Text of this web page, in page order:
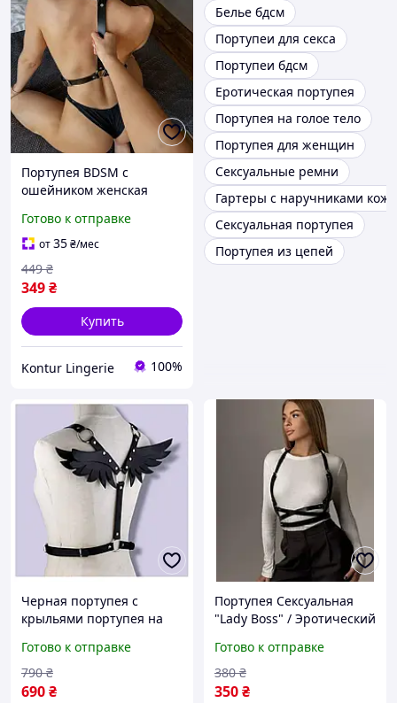
Портупея BDSM с
ошейником женская
на тело для ролевых игр
и эротического белья
Готово к отправке
от35₴/мес
349₴
449 ₴
Купить
Kontur Lingerie 100%
Белье бдсм
Портупеи для секса
Портупеи бдсм
Еротическая портупея
Портупея на голое тело
Портупея для женщин
Сексуальные ремни
Гартеры с наручниками кожа
Сексуальная портупея
Портупея из цепей
Черная портупея с
крыльями портупея на
фэнтези аниме стиль
портупея для косплея
Готово к отправке
690₴
790 ₴
Портупея Сексуальная
"Lady Boss" / Эротический
Стильный Декор на
Платье и Тело
Готово к отправке
350₴
380 ₴